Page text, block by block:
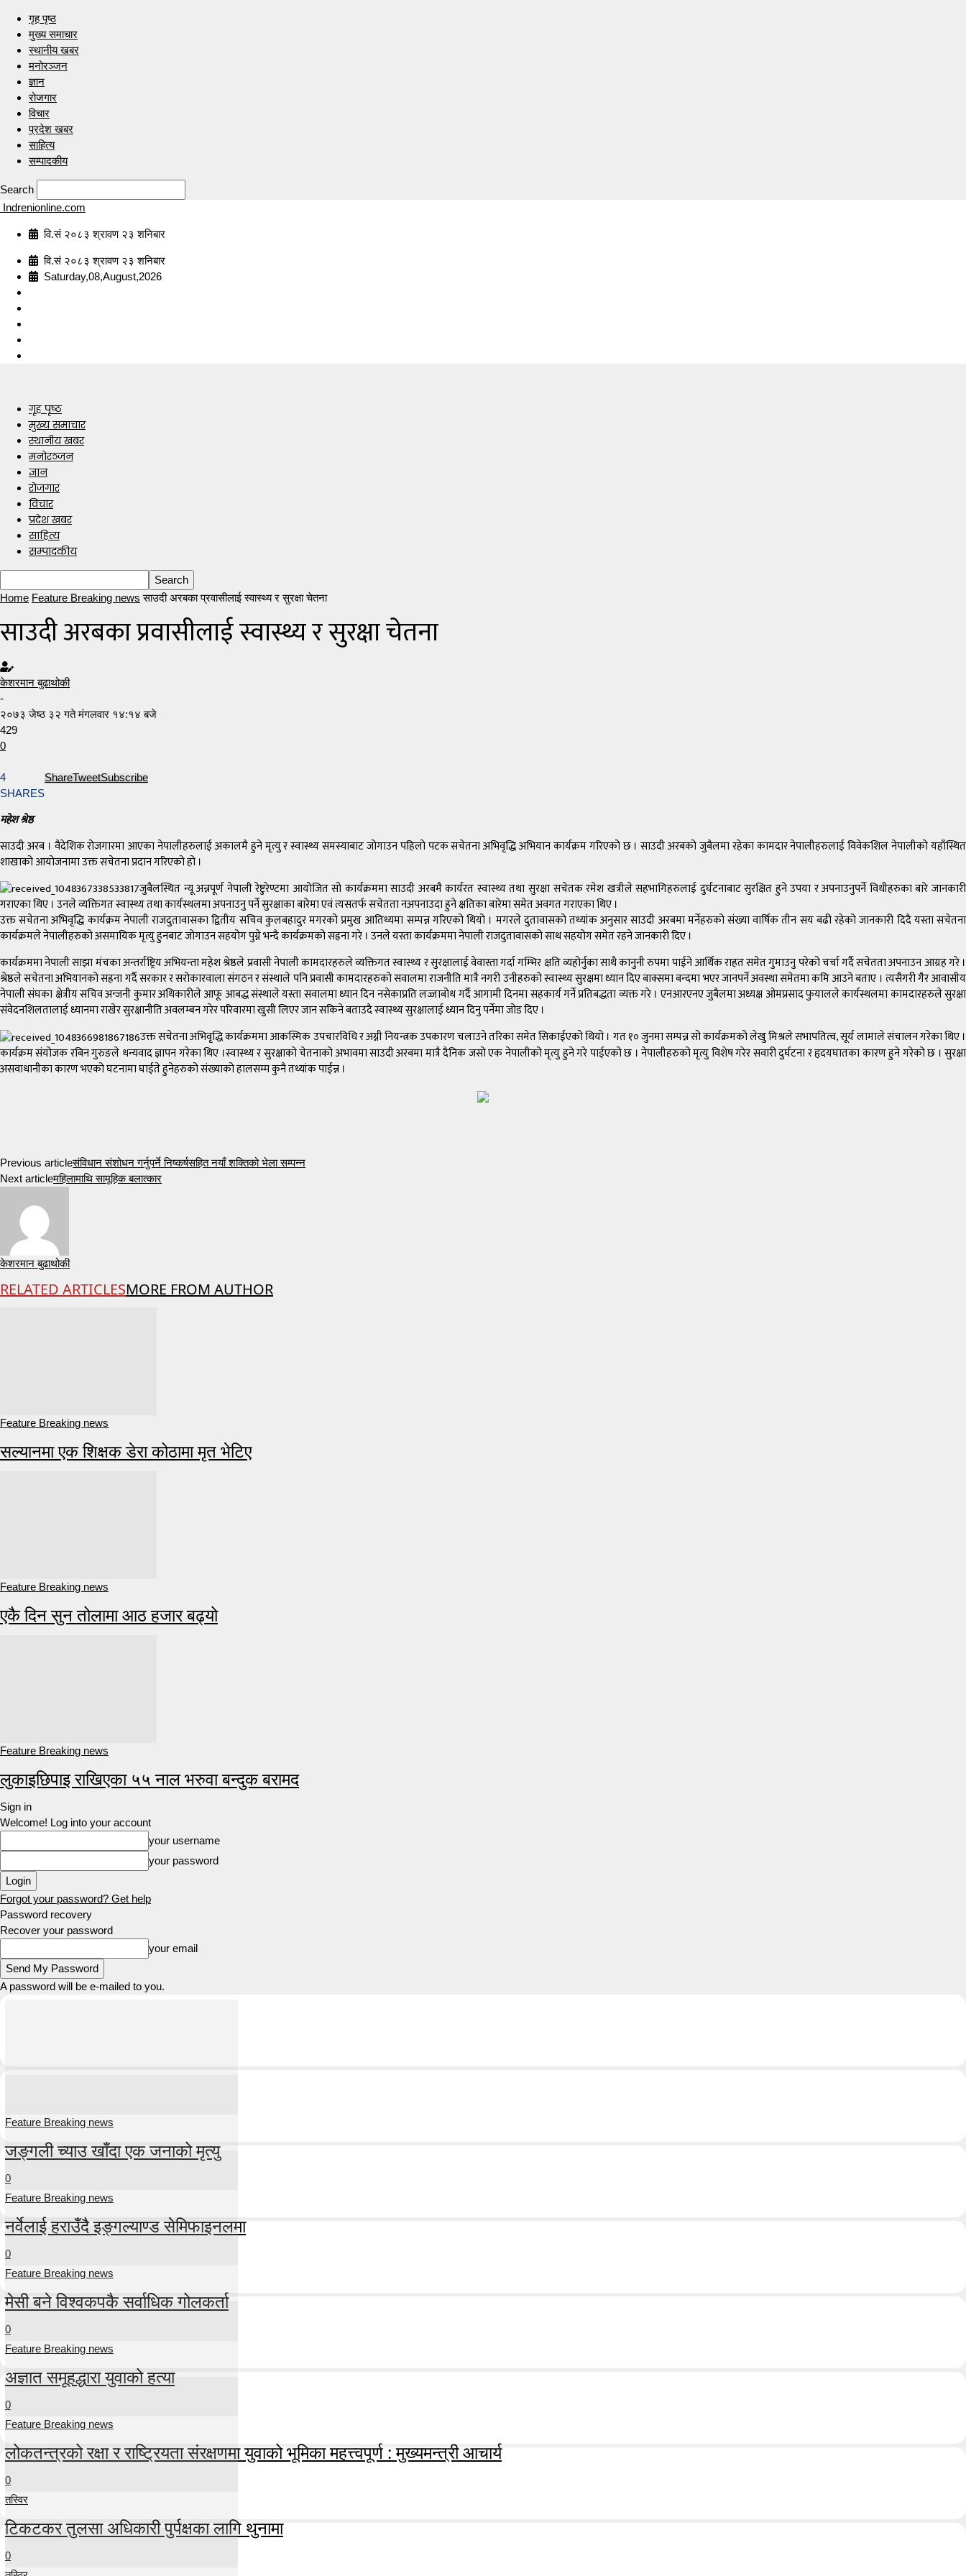
गृह पृष्ठ
मुख्य समाचार
स्थानीय खबर
मनोरञ्जन
ज्ञान
रोजगार
विचार
प्रदेश खबर
साहित्य
सम्पादकीय
Search
Indrenionline.com
वि.सं २०८३ श्रावण २३ शनिबार
वि.सं २०८३ श्रावण २३ शनिबार
Saturday,08,August,2026
गृह पृष्ठ
मुख्य समाचार
स्थानीय खबर
मनोरञ्जन
ज्ञान
रोजगार
विचार
प्रदेश खबर
साहित्य
सम्पादकीय
Home Feature Breaking news साउदी अरबका प्रवासीलाई स्वास्थ्य र सुरक्षा चेतना
साउदी अरबका प्रवासीलाई स्वास्थ्य र सुरक्षा चेतना
केशरमान बुढाथोकी
-
२०७३ जेष्ठ ३२ गते मंगलवार १४:१४ बजे
429
0
4
SHARES
ShareTweetSubscribe
महेश श्रेष्ठ
साउदी अरब । वैदेशिक रोजगारमा आएका नेपालीहरुलाई अकालमै हुने मृत्यु र स्वास्थ्य समस्याबाट जोगाउन पहिलो पटक सचेतना अभिवृद्धि अभियान कार्यक्रम गरिएको छ । साउदी अरबको जुबैलमा रहेका कामदार नेपालीहरुलाई विवेकशिल नेपालीको यहाँस्थित
शाखाको आयोजनामा उक्त सचेतना प्रदान गरिएको हो ।
जुबैलस्थित न्यू अन्नपूर्ण नेपाली रेष्टुरेण्टमा आयोजित सो कार्यक्रममा साउदी अरबमै कार्यरत स्वास्थ्य तथा सुरक्षा सचेतक रमेश खत्रीले सहभागिहरुलाई दुर्घटनाबाट सुरक्षित हुने उपया र अपनाउनुपर्ने विधीहरुका बारे जानकारी
गराएका थिए । उनले व्यक्तिगत स्वास्थ्य तथा कार्यस्थलमा अपनाउनु पर्ने सुरक्षाका बारेमा एवं त्यसतर्फ सचेतता नअपनाउदा हुने क्षतिका बारेमा समेत अवगत गराएका थिए ।
उक्त सचेतना अभिवृद्धि कार्यक्रम नेपाली राजदुतावासका द्वितीय सचिव कुलबहादुर मगरको प्रमुख आतिथ्यमा सम्पन्न गरिएको थियो । मगरले दुतावासको तथ्यांक अनुसार साउदी अरबमा मर्नेहरुको संख्या वार्षिक तीन सय बढी रहेको जानकारी दिदै यस्ता सचेतना
कार्यक्रमले नेपालीहरुको असमायिक मृत्यु हुनबाट जोगाउन सहयोग पुग्ने भन्दै कार्यक्रमको सह्रना गरे । उनले यस्ता कार्यक्रममा नेपाली राजदुतावासको साथ सहयोग समेत रहने जानकारी दिए ।
कार्यक्रममा नेपाली साझा मंचका अन्तर्राष्ट्रिय अभियन्ता महेश श्रेष्ठले प्रवासी नेपाली कामदारहरुले व्यक्तिगत स्वास्थ्य र सुरक्षालाई वेवास्ता गर्दा गम्भिर क्षति व्यहोर्नुका साथै कानुनी रुपमा पाईने आर्थिक राहत समेत गुमाउनु परेको चर्चा गर्दै सचेतता अपनाउन आग्रह गरे ।
श्रेष्ठले सचेतना अभियानको सह्रना गर्दै सरकार र सरोकारवाला संगठन र संस्थाले पनि प्रवासी कामदारहरुको सवालमा राजनीति मात्रै नगरी उनीहरुको स्वास्थ्य सुरक्षमा ध्यान दिए बाक्समा बन्दमा भएर जानपर्ने अवस्था समेतमा कमि आउने बताए । त्यसैगरी गैर आवासीय
नेपाली संघका क्षेत्रीय सचिव अन्जनी कुमार अधिकारीले आफू आबद्ध संस्थाले यस्ता सवालमा ध्यान दिन नसेकाप्रति लज्जाबोध गर्दै आगामी दिनमा सहकार्य गर्ने प्रतिबद्धता व्यक्त गरे । एनआरएनए जुबैलमा अध्यक्ष ओमप्रसाद फुयालले कार्यस्थलमा कामदारहरुले सुरक्षा
संवेदनशिलतालाई ध्यानमा राखेर सुरक्षानीति अवलम्बन गरेर परिवारमा खुसी लिएर जान सकिने बताउदै स्वास्थ्य सुरक्षालाई ध्यान दिनु पर्नेमा जोड दिए ।
उक्त सचेतना अभिवृद्धि कार्यक्रममा आकस्मिक उपचारविधि र अग्नी नियन्त्रक उपकारण चलाउने तरिका समेत सिकाईएको थियो । गत १० जुनमा सम्पन्न सो कार्यक्रमको लेखु मिश्रले सभापतित्व, सूर्य लामाले संचालन गरेका थिए ।
कार्यक्रम संयोजक रबिन गुरुङले धन्यवाद ज्ञापन गरेका थिए ।स्वास्थ्य र सुरक्षाको चेतनाको अभावमा साउदी अरबमा मात्रै दैनिक जसो एक नेपालीको मृत्यु हुने गरे पाईएको छ । नेपालीहरुको मृत्यु विशेष गरेर सवारी दुर्घटना र हृदयघातका कारण हुने गरेको छ । सुरक्षा
असवाधानीका कारण भएको घटनामा घाईते हुनेहरुको संख्याको हालसम्म कुनै तथ्यांक पाईन्न ।
Previous articleसंविधान संशोधन गर्नुपर्ने निष्कर्षसहित नयाँ शक्तिको भेला सम्पन्न
Next articleमहिलामाथि सामूहिक बलात्कार
केशरमान बुढाथोकी
RELATED ARTICLESMORE FROM AUTHOR
Feature Breaking news
सल्यानमा एक शिक्षक डेरा कोठामा मृत भेटिए
Feature Breaking news
एकै दिन सुन तोलामा आठ हजार बढ्यो
Feature Breaking news
लुकाइछिपाइ राखिएका ५५ नाल भरुवा बन्दुक बरामद
Sign in
Welcome! Log into your account
your username
your password
Forgot your password? Get help
Password recovery
Recover your password
your email
A password will be e-mailed to you.
Feature Breaking news
जङ्गली च्याउ खाँदा एक जनाको मृत्यु
0
Feature Breaking news
नर्वेलाई हराउँदै इङ्गल्याण्ड सेमिफाइनलमा
0
Feature Breaking news
मेसी बने विश्वकपकै सर्वाधिक गोलकर्ता
0
Feature Breaking news
अज्ञात समूहद्धारा युवाको हत्या
0
Feature Breaking news
लोकतन्त्रको रक्षा र राष्ट्रियता संरक्षणमा युवाको भूमिका महत्त्वपूर्ण : मुख्यमन्त्री आचार्य
0
तस्विर
टिकटकर तुलसा अधिकारी पुर्पक्षका लागि थुनामा
0